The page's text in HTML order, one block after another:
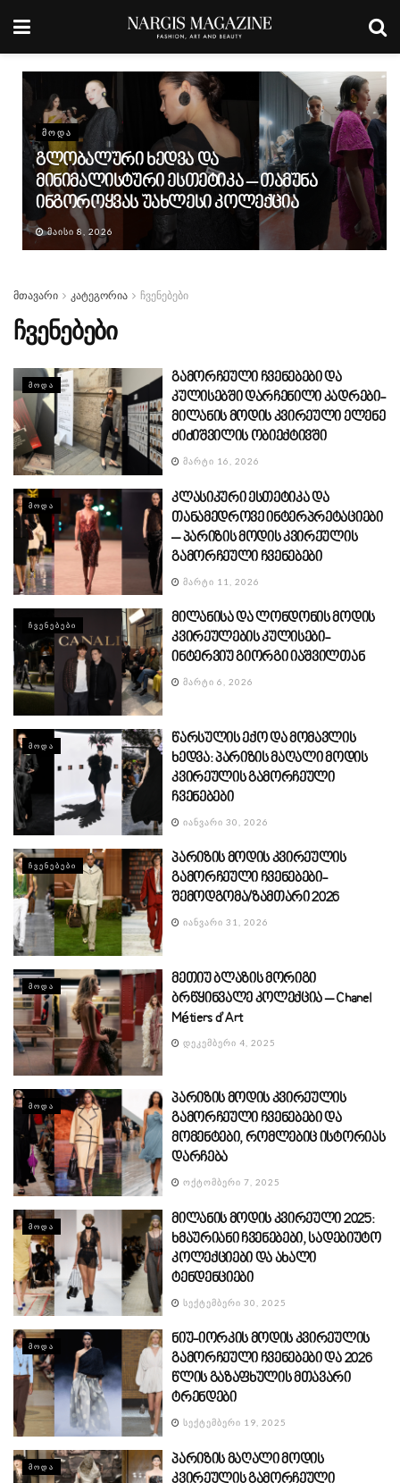
ᲛᲝᲓᲐ
გლობალური ხედვა და
მინიმალისტური ესთეტიკა – თამუნა
ინგოროყვას უახლესი კოლექცია
ᲛᲐᲘᲡᲘ 8, 2026
მთავარი კატეგორია ჩვენებები
ჩვენებები
ᲛᲝᲓᲐ
გამორჩეული ჩვენებები და
კულისებში დარჩენილი კადრები-
მილანის მოდის კვირეული ელენე
ძიძიშვილის ობიექტივში
ᲛᲐᲠᲢᲘ 16, 2026
ᲛᲝᲓᲐ
კლასიკური ესთეტიკა და
თანამედროვე ინტერპრეტაციები
– პარიზის მოდის კვირეულის
გამორჩეული ჩვენებები
ᲛᲐᲠᲢᲘ 11, 2026
ᲩᲕᲔᲜᲔᲑᲔᲑᲘ
მილანისა და ლონდონის მოდის
კვირეულების კულისები-
ინტერვიუ გიორგი იაშვილთან
ᲛᲐᲠᲢᲘ 6, 2026
ᲛᲝᲓᲐ
წარსულის ექო და მომავლის
ხედვა: პარიზის მაღალი მოდის
კვირეულის გამორჩეული
ჩვენებები
ᲘᲐᲜᲕᲐᲠᲘ 30, 2026
ᲩᲕᲔᲜᲔᲑᲔᲑᲘ
პარიზის მოდის კვირეულის
გამორჩეული ჩვენებები-
შემოდგომა/ზამთარი 2026
ᲘᲐᲜᲕᲐᲠᲘ 31, 2026
ᲛᲝᲓᲐ
მეთიუ ბლაზის მორიგი
ბრწყინვალე კოლექცია – Chanel
Métiers d’Art
ᲓᲔᲙᲔᲛᲑᲔᲠᲘ 4, 2025
ᲛᲝᲓᲐ
პარიზის მოდის კვირეულის
გამორჩეული ჩვენებები და
მომენტები, რომლებიც ისტორიას
დარჩება
ᲝᲥᲢᲝᲛᲑᲔᲠᲘ 7, 2025
ᲛᲝᲓᲐ
მილანის მოდის კვირეული 2025:
ხმაურიანი ჩვენებები, სადებიუტო
კოლექციები და ახალი
ტენდენციები
ᲡᲔᲥᲢᲔᲛᲑᲔᲠᲘ 30, 2025
ᲛᲝᲓᲐ
ნიუ-იორკის მოდის კვირეულის
გამორჩეული ჩვენებები და 2026
წლის გაზაფხულის მთავარი
ტრენდები
ᲡᲔᲥᲢᲔᲛᲑᲔᲠᲘ 19, 2025
ᲛᲝᲓᲐ
პარიზის მაღალი მოდის
კვირეულის გამორჩეული